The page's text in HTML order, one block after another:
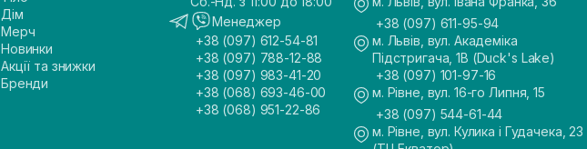
Дім
Мерч
Новинки
Акції та знижки
Бренди
Менеджер
+38 (097) 612-54-81
+38 (097) 788-12-88
+38 (097) 983-41-20
+38 (068) 693-46-00
+38 (068) 951-22-86
+38 (097) 611-95-94
м. Львів, вул. Академіка
Підстригача, 1В (Duck's Lake)
+38 (097) 101-97-16
м. Рівне, вул. 16-го Липня, 15
+38 (097) 544-61-44
м. Рівне, вул. Кулика і Гудачека, 23